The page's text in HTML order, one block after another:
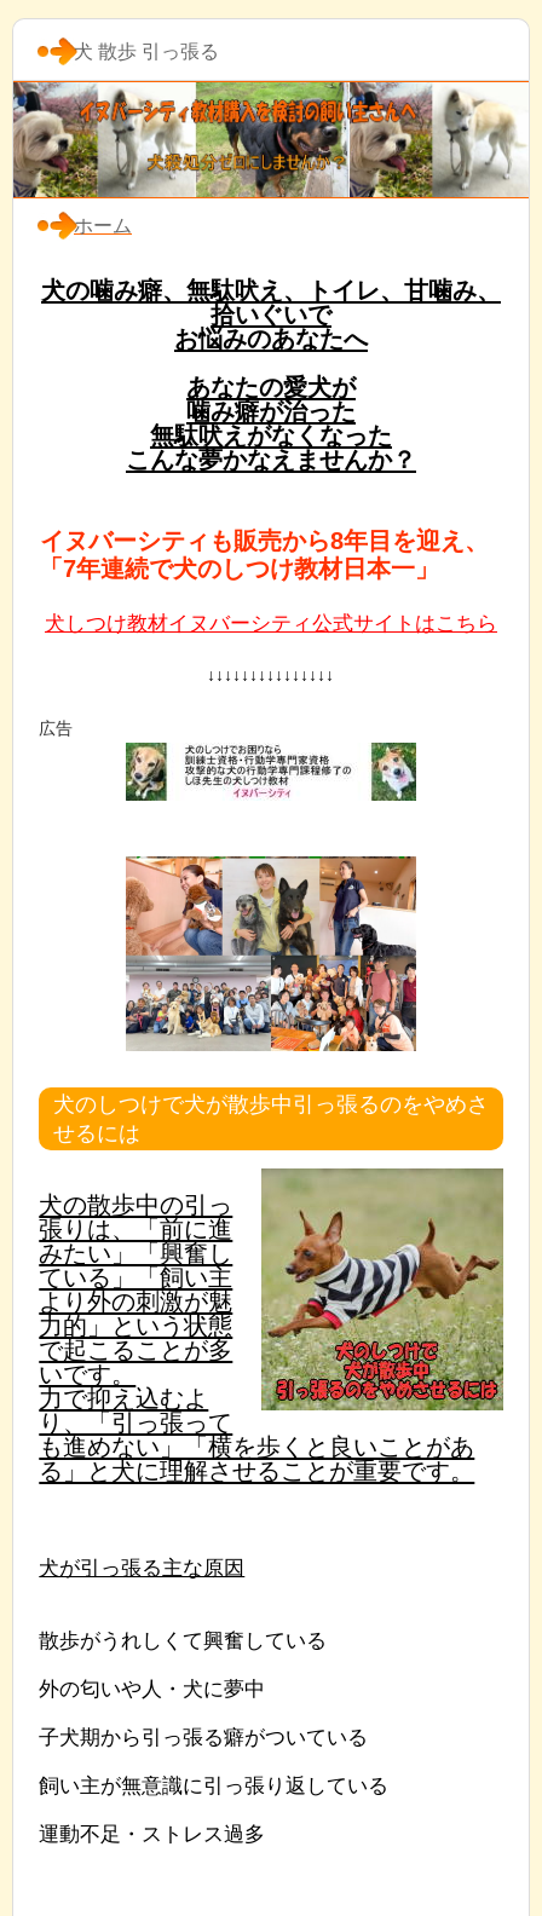
犬 散歩 引っ張る
ホーム
犬の噛み癖、無駄吠え、トイレ、甘噛み、
拾いぐいで
お悩みのあなたへ
あなたの愛犬が
噛み癖が治った
無駄吠えがなくなった
こんな夢かなえませんか？
イヌバーシティも販売から8年目を迎え、
「7年連続で犬のしつけ教材日本一」
犬しつけ教材イヌバーシティ公式サイトはこちら
↓↓↓↓↓↓↓↓↓↓↓↓↓↓↓
広告
犬のしつけで犬が散歩中引っ張るのをやめさ
せるには
犬の散歩中の引っ
張りは、「前に進
みたい」「興奮し
ている」「飼い主
より外の刺激が魅
力的」という状態
で起こることが多
いです。
力で抑え込むよ
り、「引っ張って
も進めない」「横を歩くと良いことがあ
る」と犬に理解させることが重要です。
犬が引っ張る主な原因
散歩がうれしくて興奮している
外の匂いや人・犬に夢中
子犬期から引っ張る癖がついている
飼い主が無意識に引っ張り返している
運動不足・ストレス過多